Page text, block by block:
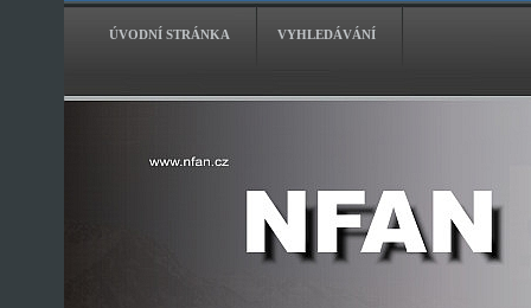
ÚVODNÍ STRÁNKA VYHLEDÁVÁNÍ